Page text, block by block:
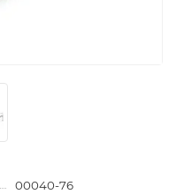
00040-76